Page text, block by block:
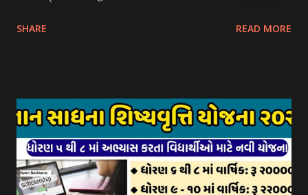
આઈ-ખેડુત પોર્ટલ પર મુકવામાં આવેલ છે. યોજનાના ઠરાવ તેમજ શરતો
પોર્ટલ પર અરજીઓ સ્વીકૃત કરવામાં આવશે. મુખ્યમંત્રી ગૌમાતા પોષણ
યોજના ૨૦૨૪ની સહાય: આ યોજના હેઠળ સંસ્થાઓ ખાતે રાખવામાં
આવતા પશુ દીઠ પ્રતિ દિન રૂ. ૩૦/- લેખે સહાય આપવામાં આવશે.
કોઈપણ સંસ્થાને વધુમાં વધુ ૩૦૦૦ પશુઓની સંખ્યાની મર્યાદામાં જ
સહાય મળવાપાત્ર થશે. આ સહાય ફક્ત ગાય અને ભેંસ વર્ગના પશુઓ
SHARE READ MORE